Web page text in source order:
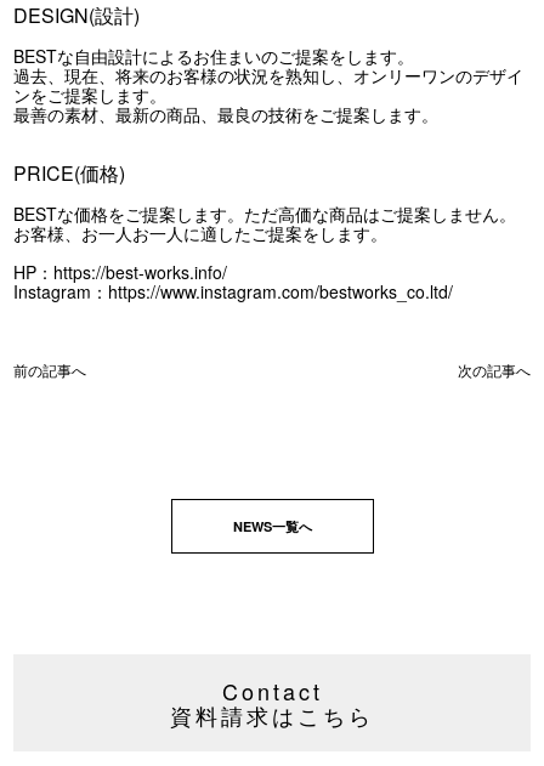
DESIGN(設計)
BESTな自由設計によるお住まいのご提案をします。
過去、現在、将来のお客様の状況を熟知し、オンリーワンのデザイ
ンをご提案します。
最善の素材、最新の商品、最良の技術をご提案します。
PRICE(価格)
BESTな価格をご提案します。ただ高価な商品はご提案しません。
お客様、お一人お一人に適したご提案をします。
HP： https://best-works.info/
Instagram： https://www.instagram.com/bestworks_co.ltd/
前の記事へ 次の記事へ
NEWS一覧へ
Contact
資料請求はこちら